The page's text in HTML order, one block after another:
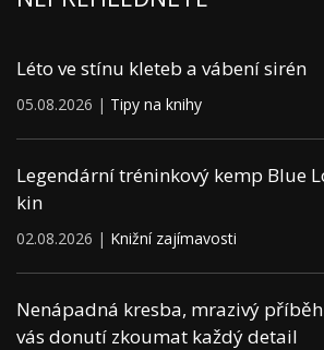
Léto ve stínu kleteb a vábení sirén
05.08.2026 | Tipy na knihy
Legendární tréninkový kemp Blue
kin
02.08.2026 | Knižní zajímavosti
Nenápadná kresba, mrazivý
vás donutí zkoumat každý detail